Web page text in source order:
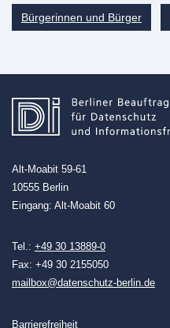
Bürgerinnen und Bürger
Alt-Moabit 59-61
10555 Berlin
Eingang: Alt-Moabit 60
Tel.: +49 30 13889-0
Fax: +49 30 2155050
mailbox@datenschutz-berlin.de
Barrierefreiheit